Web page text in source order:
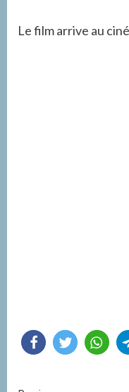
Le film arrive au